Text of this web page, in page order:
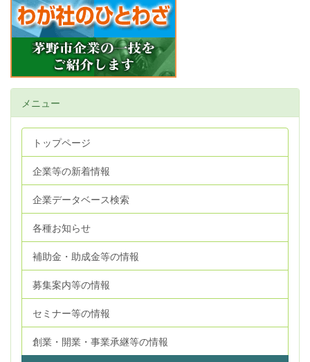
メニュー
トップページ
企業等の新着情報
企業データベース検索
各種お知らせ
補助金・助成金等の情報
募集案内等の情報
セミナー等の情報
創業・開業・事業承継等の情報